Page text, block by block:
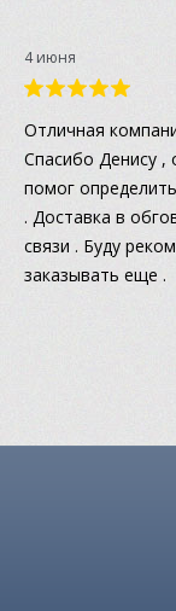
4 июня
Отличная
Спасибо Денису ,
помог
. Доставка в
связи . Буду
заказывать еще .